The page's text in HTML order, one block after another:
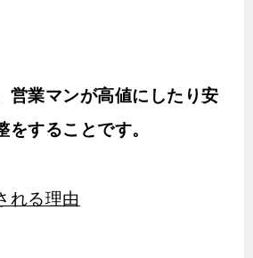
営業マンが高値にしたり安
することです。
れる理由